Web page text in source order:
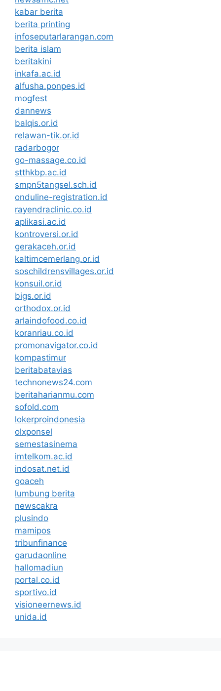
kabar berita
berita printing
infoseputarlarangan.com
berita islam
beritakini
inkafa.ac.id
alfusha.ponpes.id
mogfest
dannews
balqis.or.id
relawan-tik.or.id
radarbogor
go-massage.co.id
stthkbp.ac.id
smpn5tangsel.sch.id
onduline-registration.id
rayendraclinic.co.id
aplikasi.ac.id
kontroversi.or.id
gerakaceh.or.id
kaltimcemerlang.or.id
soschildrensvillages.or.id
konsuil.or.id
bigs.or.id
orthodox.or.id
arlaindofood.co.id
koranriau.co.id
promonavigator.co.id
kompastimur
beritabatavias
technonews24.com
beritaharianmu.com
sofold.com
lokerproindonesia
olxponsel
semestasinema
imtelkom.ac.id
indosat.net.id
goaceh
lumbung berita
newscakra
plusindo
mamipos
tribunfinance
garudaonline
hallomadiun
portal.co.id
sportivo.id
visioneernews.id
unida.id